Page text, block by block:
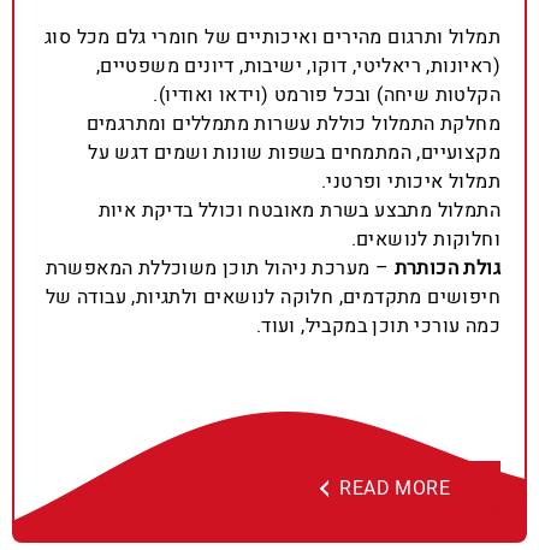
תמלול ותרגום מהירים ואיכותיים של חומרי גלם מכל סוג
(ראיונות, ריאליטי, דוקו, ישיבות, דיונים משפטיים,
הקלטות שיחה) ובכל פורמט (וידאו ואודיו).
מחלקת התמלול כוללת עשרות מתמללים ומתרגמים
מקצועיים, המתמחים בשפות שונות ושמים דגש על
תמלול איכותי ופרטני.
התמלול מתבצע בשרת מאובטח וכולל בדיקת איות
וחלוקות לנושאים.
גולת הכותרת – מערכת ניהול תוכן משוכללת המאפשרת
חיפושים מתקדמים, חלוקה לנושאים ולתגיות, עבודה של
כמה עורכי תוכן במקביל, ועוד.
READ MORE